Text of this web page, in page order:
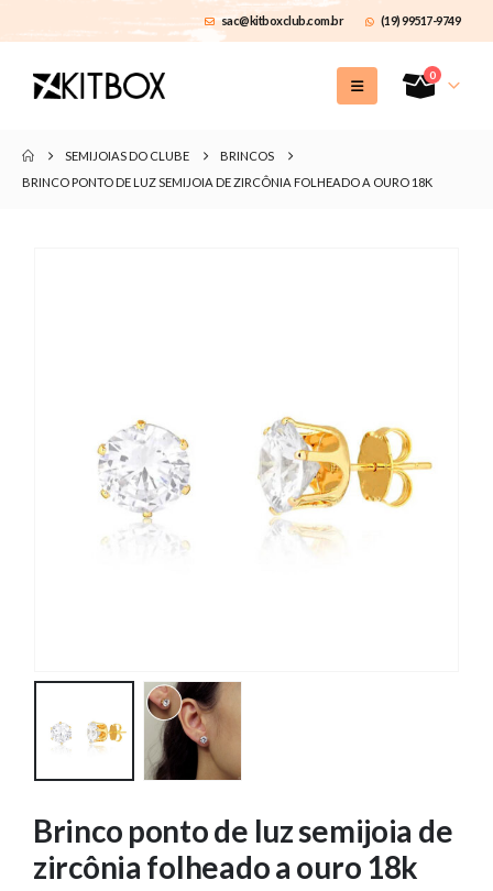
sac@kitboxclub.com.br (19) 99517-9749
0
SEMIJOIAS DO CLUBE
BRINCOS
BRINCO PONTO DE LUZ SEMIJOIA DE ZIRCÔNIA FOLHEADO A OURO 18K
Brinco ponto de luz semijoia de
zircônia folheado a ouro 18k